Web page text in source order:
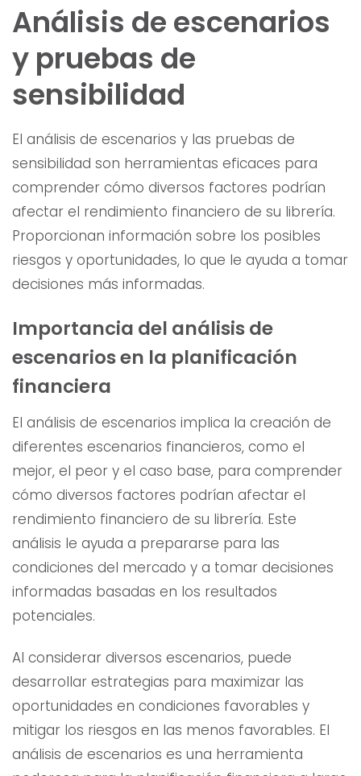
Análisis de escenarios
y pruebas de
sensibilidad
El análisis de escenarios y las pruebas de
sensibilidad son herramientas eficaces para
comprender cómo diversos factores podrían
afectar el rendimiento financiero de su librería.
Proporcionan información sobre los posibles
riesgos y oportunidades, lo que le ayuda a tomar
decisiones más informadas.
Importancia del análisis de
escenarios en la planificación
financiera
El análisis de escenarios implica la creación de
diferentes escenarios financieros, como el
mejor, el peor y el caso base, para comprender
cómo diversos factores podrían afectar el
rendimiento financiero de su librería. Este
análisis le ayuda a prepararse para las
condiciones del mercado y a tomar decisiones
informadas basadas en los resultados
potenciales.
Al considerar diversos escenarios, puede
desarrollar estrategias para maximizar las
oportunidades en condiciones favorables y
mitigar los riesgos en las menos favorables. El
análisis de escenarios es una herramienta